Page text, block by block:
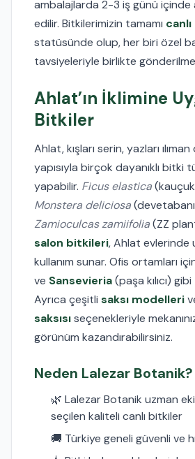
ambalajlarda 2-3 iş günü içinde
edilir. Bitkilerimizin tamamı
statüsünde olup, her biri özel
tavsiyeleriyle birlikte
Ahlat’ın İklimine
Bitkiler
Ahlat, kışları serin, yazları
yapısıyla birçok dayanıklı bitki
yapabilir. Ficus elastica
Monstera deliciosa
Zamioculcas zamiifolia(ZZ
salon bitkileri, Ahlat evlerinde
kullanım sunar. Ofis ortamları
ve Sansevieria(paşa kılıcı)
Ayrıca çeşitli saksı modelleri
saksısıseçenekleriyle
görünüm kazandırabilirsiniz.
Neden Lalezar Botanik?
🌿 Lalezar Botanik uzman
seçilen kaliteli canlı bitkiler
🚚 Türkiye geneli güvenli ve